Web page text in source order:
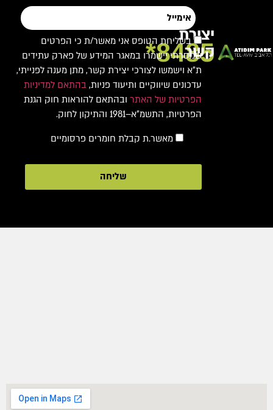
8485*
יצירת
קשר
בשליחת הטופס אני מאשר/ת כי הפרטים
שמסרתי יישמרו במאגר המידע של פארק עתידים
ת"א וישמשו לצורכי יצירת קשר, מתן מענה לפנייתי,
עדכונים שיווקיים ותיעוד פניות, בהתאם למדיניות
הפרטיות של האתרובהתאם להוראות חוק הגנת
הפרטיות, התשמ"א–1981 והתיקון לחוק.
מאשר.ת קבלת חומרים פרסומיים
שליחה